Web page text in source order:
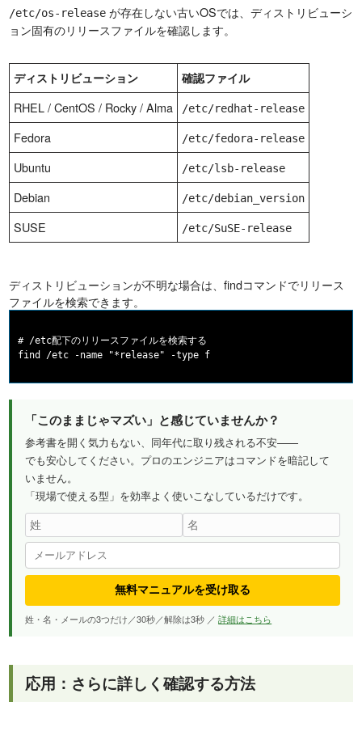
/etc/os-release が存在しない古いOSでは、ディストリビューシ
ョン固有のリリースファイルを確認します。
ディストリビューション 確認ファイル
RHEL / CentOS / Rocky / Alma /etc/redhat-release
Fedora /etc/fedora-release
Ubuntu /etc/lsb-release
Debian /etc/debian_version
SUSE /etc/SuSE-release
ディストリビューションが不明な場合は、findコマンドでリリース
ファイルを検索できます。
# /etc配下のリリースファイルを検索する
「このままじゃマズい」と感じていませんか？
参考書を開く気力もない、同年代に取り残される不安——
でも安心してください。プロのエンジニアはコマンドを暗記して
いません。
「現場で使える型」を効率よく使いこなしているだけです。
無料マニュアルを受け取る
姓・名・メールの3つだけ／30秒／解除は3秒 ／詳細はこちら
応用：さらに詳しく確認する方法